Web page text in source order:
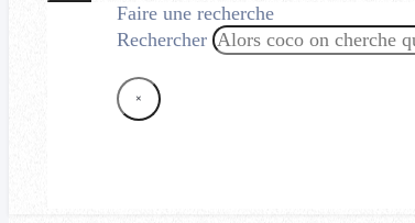
Faire une recherche
Rechercher
×